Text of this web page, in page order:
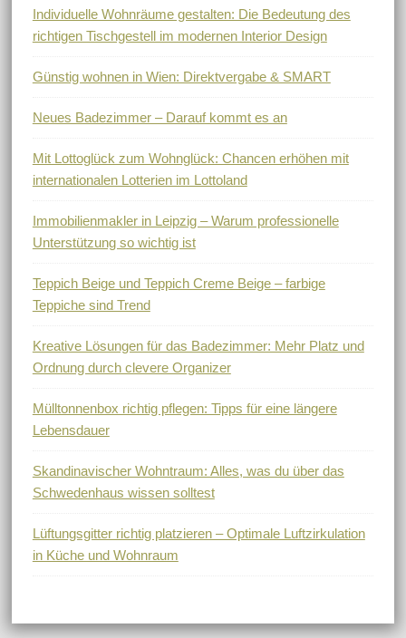
Individuelle Wohnräume gestalten: Die Bedeutung des
richtigen Tischgestell im modernen Interior Design
Günstig wohnen in Wien: Direktvergabe & SMART
Neues Badezimmer – Darauf kommt es an
Mit Lottoglück zum Wohnglück: Chancen erhöhen mit
internationalen Lotterien im Lottoland
Immobilienmakler in Leipzig – Warum professionelle
Unterstützung so wichtig ist
Teppich Beige und Teppich Creme Beige – farbige
Teppiche sind Trend
Kreative Lösungen für das Badezimmer: Mehr Platz und
Ordnung durch clevere Organizer
Mülltonnenbox richtig pflegen: Tipps für eine längere
Lebensdauer
Skandinavischer Wohntraum: Alles, was du über das
Schwedenhaus wissen solltest
Lüftungsgitter richtig platzieren – Optimale Luftzirkulation
in Küche und Wohnraum